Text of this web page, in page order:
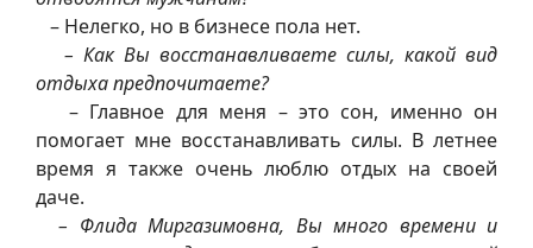
– Нелегко, но в бизнесе пола нет.
– Как Вы восстанавливаете силы, какой вид
отдыха предпочитаете?
– Главное для меня – это сон, именно он
помогает мне восстанавливать силы. В летнее
время я также очень люблю отдых на своей
даче.
– Флида Миргазимовна, Вы много времени и